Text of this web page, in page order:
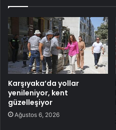
Karşıyaka’da yollar
yenileniyor, kent
güzelleşiyor
Ağustos 6, 2026